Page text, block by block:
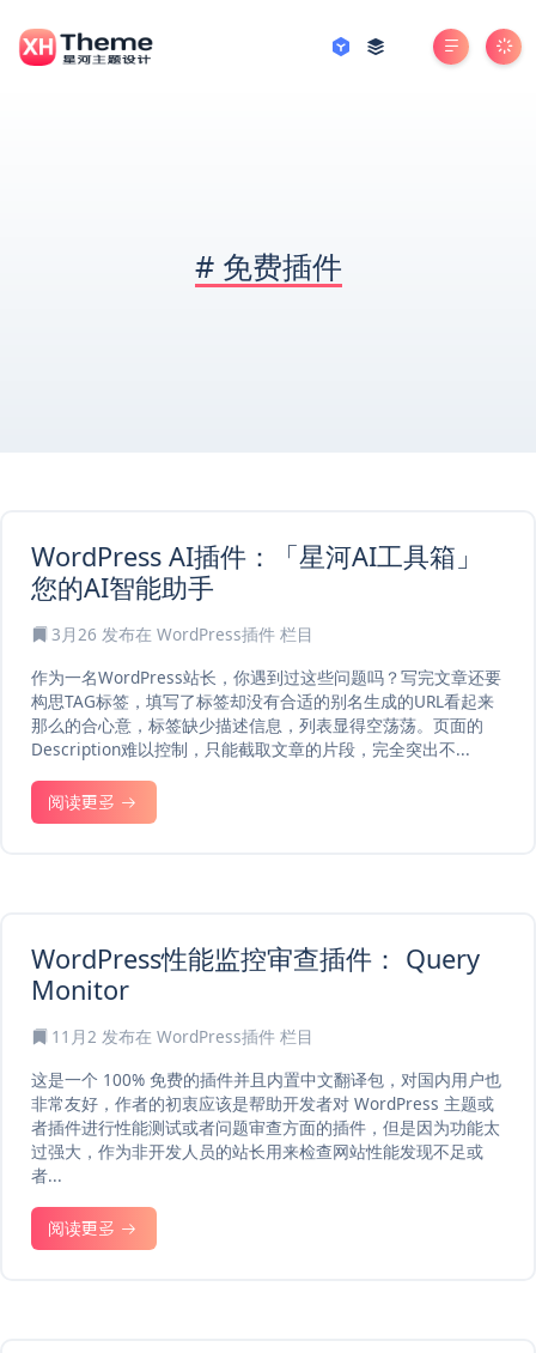
# 免费插件
WordPress AI插件：「星河AI工具箱」
您的AI智能助手
3月26 发布在 WordPress插件 栏目
作为一名WordPress站长，你遇到过这些问题吗？写完文章还要
构思TAG标签，填写了标签却没有合适的别名生成的URL看起来
那么的合心意，标签缺少描述信息，列表显得空荡荡。页面的
Description难以控制，只能截取文章的片段，完全突出不...
阅读更多
WordPress性能监控审查插件： Query
Monitor
11月2 发布在 WordPress插件 栏目
这是一个 100% 免费的插件并且内置中文翻译包，对国内用户也
非常友好，作者的初衷应该是帮助开发者对 WordPress 主题或
者插件进行性能测试或者问题审查方面的插件，但是因为功能太
过强大，作为非开发人员的站长用来检查网站性能发现不足或
者...
阅读更多